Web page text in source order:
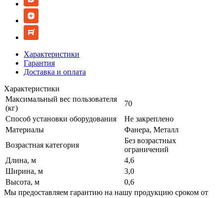
Характеристики
Гарантия
Доставка и оплата
Характеристики
Максимальный вес пользователя
(кг)
70
Способ установки оборудования
Не закреплено
Материалы
Фанера, Металл
Возрастная категория
Без возрастных
ограничений
Длина, м
4,6
Ширина, м
3,0
Высота, м
0,6
Мы предоставляем гарантию на нашу продукцию сроком от